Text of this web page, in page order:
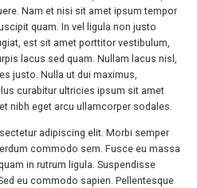
Nam et nisi sit amet ipsum tempor
quam. In vel ligula non justo
est sit amet porttitor vestibulum,
lacus sed quam. Nullam lacus nisl,
justo. Nulla ut dui maximus,
curabitur ultricies ipsum sit amet
nibh eget arcu ullamcorper sodales.
adipiscing elit. Morbi semper
commodo sem. Fusce eu massa
in rutrum ligula. Suspendisse
eu commodo sapien. Pellentesque